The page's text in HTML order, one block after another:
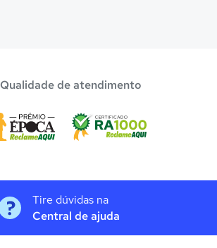
Qualidade de atendimento
Tire dúvidas na
Central de ajuda